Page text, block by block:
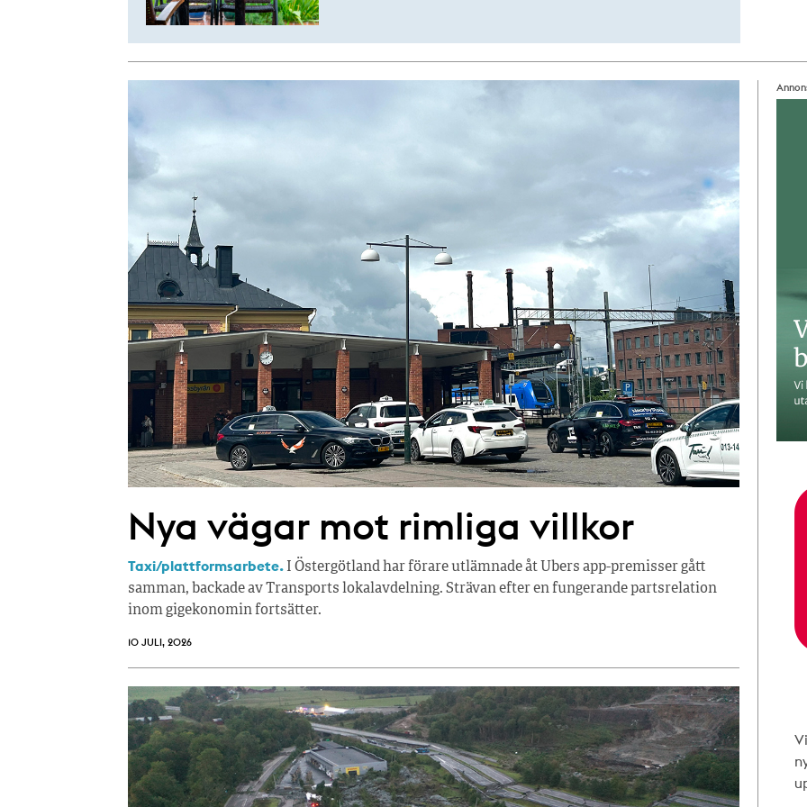
Nya vägar mot rimliga villkor
Taxi/plattformsarbete. I Östergötland har förare utlämnade åt Ubers app-premisser gått
samman, backade av Transports lokalavdelning. Strävan efter en fungerande partsrelation
inom gigekonomin fortsätter.
10 JULI, 2026